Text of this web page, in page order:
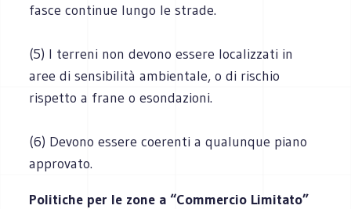
fasce continue lungo le strade.
(5) I terreni non devono essere localizzati in
aree di sensibilità ambientale, o di rischio
rispetto a frane o esondazioni.
(6) Devono essere coerenti a qualunque piano
approvato.
Politiche per le zone a “Commercio Limitato”